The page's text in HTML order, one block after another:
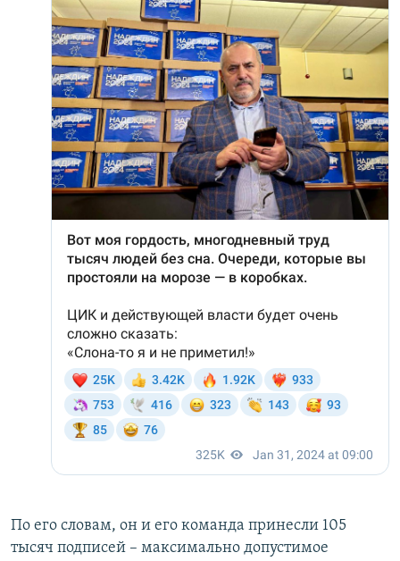
По его словам, он и его команда принесли 105
тысяч подписей – максимально допустимое